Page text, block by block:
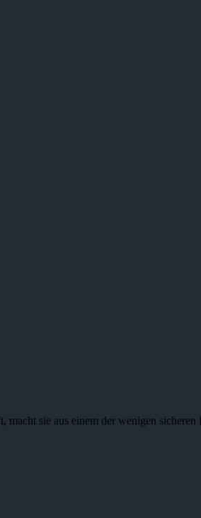
sie aus einem der wenigen sicheren